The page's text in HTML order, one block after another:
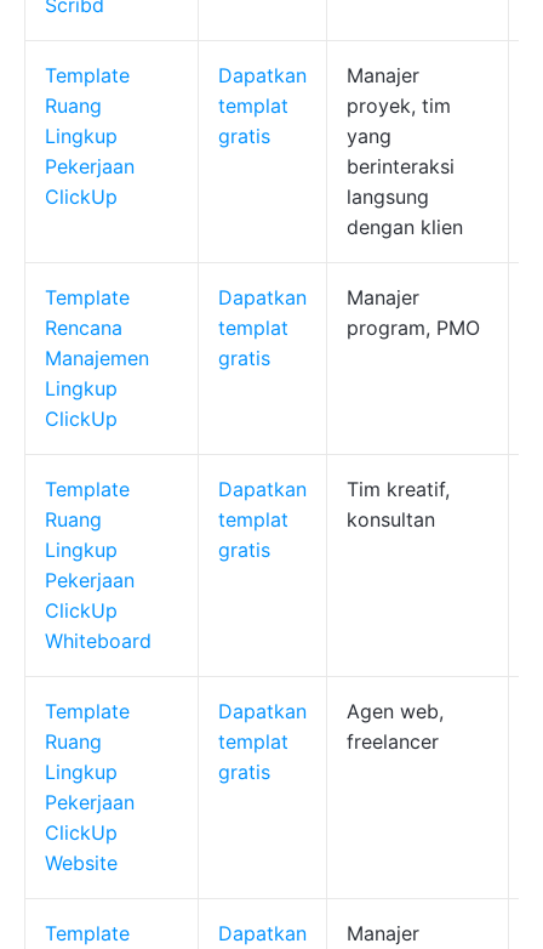
Template
Ruang
Lingkup
Pekerjaan
ClickUp
Dapatkan
templat
gratis
Manajer
proyek, tim
yang
berinteraksi
langsung
dengan klien
Template
Rencana
Manajemen
Lingkup
ClickUp
Dapatkan
templat
gratis
Manajer
program, PMO
Template
Ruang
Lingkup
Pekerjaan
ClickUp
Whiteboard
Dapatkan
templat
gratis
Tim kreatif,
konsultan
Template
Ruang
Lingkup
Pekerjaan
ClickUp
Website
Dapatkan
templat
gratis
Agen web,
freelancer
Template
Dapatkan
Manajer